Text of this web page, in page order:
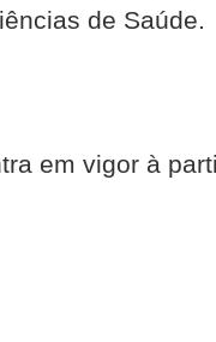
de Saúde.
em vigor à